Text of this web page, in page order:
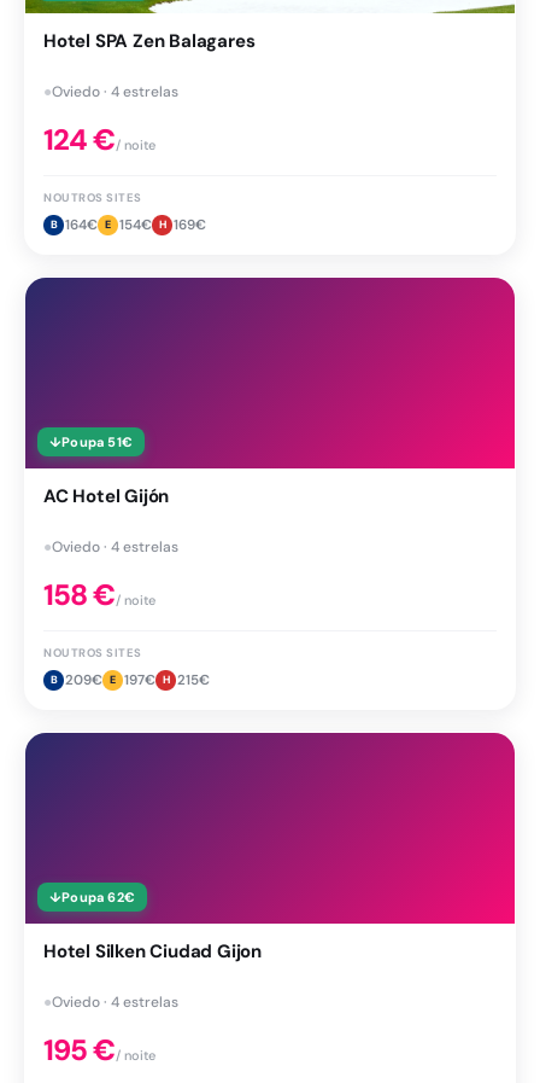
Hotel SPA Zen Balagares
●Oviedo · 4 estrelas
124€/ noite
NOUTROS SITES
B 164€ E 154€ H 169€
↓Poupa 51€
AC Hotel Gijón
●Oviedo · 4 estrelas
158€/ noite
NOUTROS SITES
B 209€ E 197€ H 215€
↓Poupa 62€
Hotel Silken Ciudad Gijon
●Oviedo · 4 estrelas
195€/ noite